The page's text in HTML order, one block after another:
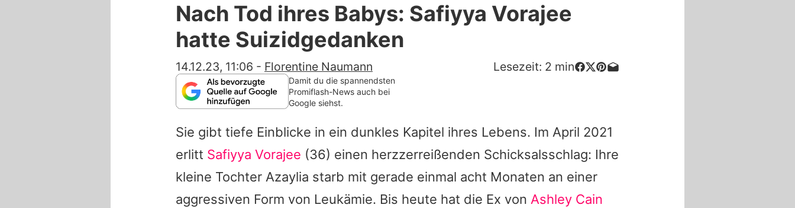
Nutzungsbedingungen
Utiq verwalten
Nach Tod ihres Babys: Safiyya Vorajee
hatte Suizidgedanken
14.12.23, 11:06 - Florentine Naumann Lesezeit: 2 min
Damit du die spannendsten
Promiflash-News auch bei
Google siehst.
Sie gibt tiefe Einblicke in ein dunkles Kapitel ihres Lebens. Im April 2021
erlitt Safiyya Vorajee (36) einen herzzerreißenden Schicksalsschlag: Ihre
kleine Tochter Azaylia starb mit gerade einmal acht Monaten an einer
aggressiven Form von Leukämie. Bis heute hat die Ex von Ashley Cain